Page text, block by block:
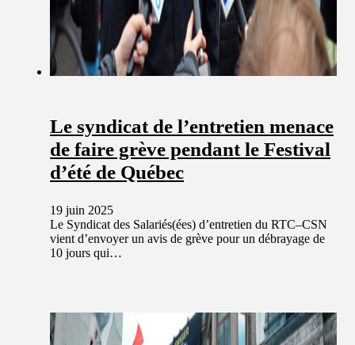
Le syndicat de l’entretien menace
de faire grève pendant le Festival
d’été de Québec
19 juin 2025
Le Syndicat des Salariés(ées) d’entretien du RTC–CSN
vient d’envoyer un avis de grève pour un débrayage de
10 jours qui…